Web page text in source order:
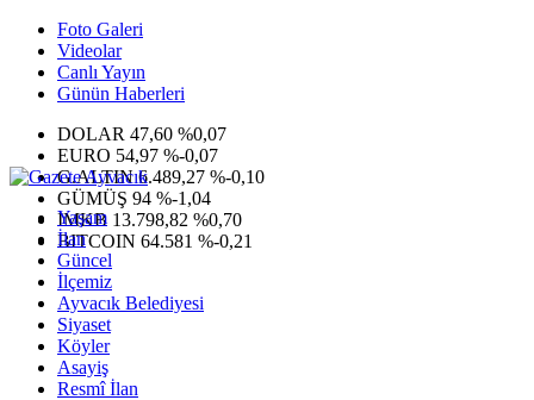
Foto Galeri
Videolar
Canlı Yayın
Günün Haberleri
DOLAR 47,60 %0,07
EURO 54,97 %-0,07
G.ALTIN6.489,27 %-0,10
GÜMÜŞ 94 %-1,04
IMKB 13.798,82 %0,70
BITCOIN 64.581 %-0,21
Yaşam
İlan
Güncel
İlçemiz
Ayvacık Belediyesi
Siyaset
Köyler
Asayiş
Resmî İlan